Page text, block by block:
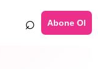
⌕ Abone Ol